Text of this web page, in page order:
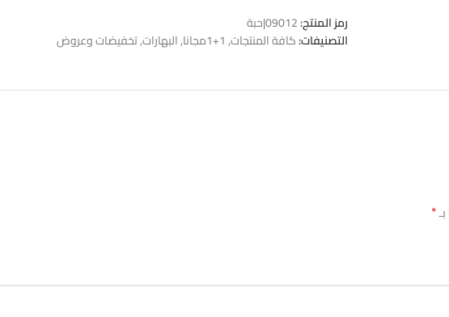
رمز المنتج:09012|حبة
التصنيفات:كافة المنتجات,1+1مجانا ,البهارات,تخفيضات وعروض
*